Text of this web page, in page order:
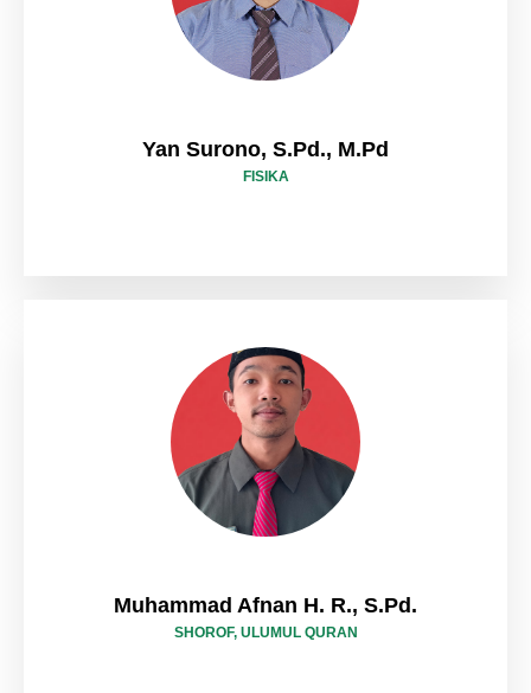
Yan Surono, S.Pd., M.Pd
FISIKA
Muhammad Afnan H. R., S.Pd.
SHOROF, ULUMUL QURAN